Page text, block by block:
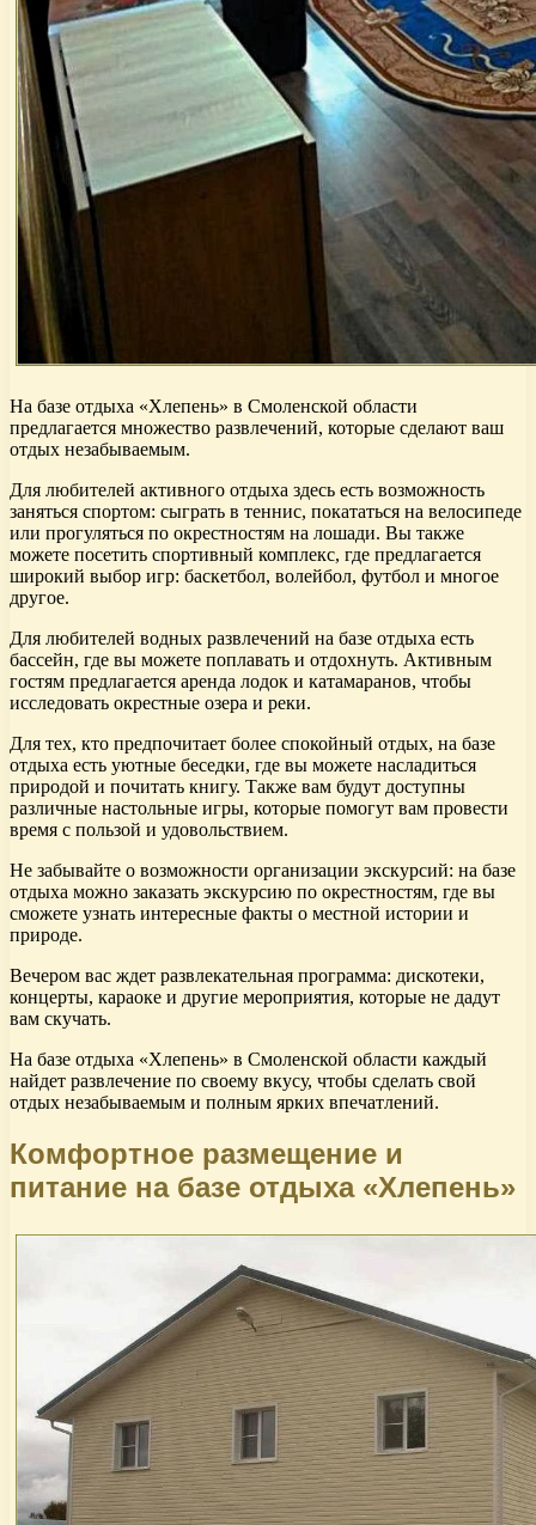
На базе отдыха «Хлепень» в Смоленской области
предлагается множество развлечений, которые сделают ваш
отдых незабываемым.
Для любителей активного отдыха здесь есть возможность
заняться спортом: сыграть в теннис, покататься на велосипеде
или прогуляться по окрестностям на лошади. Вы также
можете посетить спортивный комплекс, где предлагается
широкий выбор игр: баскетбол, волейбол, футбол и многое
другое.
Для любителей водных развлечений на базе отдыха есть
бассейн, где вы можете поплавать и отдохнуть. Активным
гостям предлагается аренда лодок и катамаранов, чтобы
исследовать окрестные озера и реки.
Для тех, кто предпочитает более спокойный отдых, на базе
отдыха есть уютные беседки, где вы можете насладиться
природой и почитать книгу. Также вам будут доступны
различные настольные игры, которые помогут вам провести
время с пользой и удовольствием.
Не забывайте о возможности организации экскурсий: на базе
отдыха можно заказать экскурсию по окрестностям, где вы
сможете узнать интересные факты о местной истории и
природе.
Вечером вас ждет развлекательная программа: дискотеки,
концерты, караоке и другие мероприятия, которые не дадут
вам скучать.
На базе отдыха «Хлепень» в Смоленской области каждый
найдет развлечение по своему вкусу, чтобы сделать свой
отдых незабываемым и полным ярких впечатлений.
Комфортное размещение и
питание на базе отдыха «Хлепень»